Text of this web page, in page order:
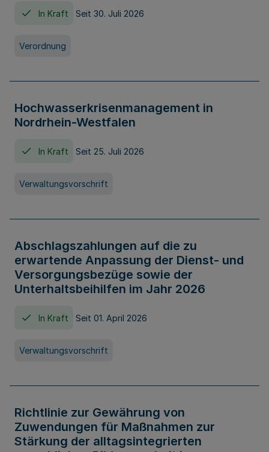
In Kraft Seit 30. Juli 2026
Verordnung
Hochwasserkrisenmanagement in
Nordrhein-Westfalen
In Kraft Seit 25. Juli 2026
Verwaltungsvorschrift
Abschlagszahlungen auf die zu
erwartende Anpassung der Dienst- und
Versorgungsbezüge sowie der
Unterhaltsbeihilfen im Jahr 2026
In Kraft Seit 01. April 2026
Verwaltungsvorschrift
Richtlinie zur Gewährung von
Zuwendungen für Maßnahmen zur
Stärkung der alltagsintegrierten